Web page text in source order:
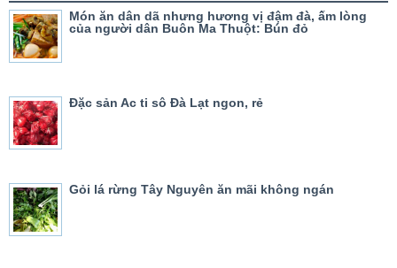
Món ăn dân dã nhưng hương vị đậm đà, ấm lòng
của người dân Buôn Ma Thuột: Bún đỏ
Đặc sản Ac ti sô Đà Lạt ngon, rẻ
Gỏi lá rừng Tây Nguyên ăn mãi không ngán